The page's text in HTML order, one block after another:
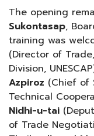
The opening
Sukontasap,
training was
(Director of
Division,
Azpiroz (Chief of
Technical
Nidhi-u-tai
of Trade